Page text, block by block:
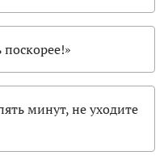
минут, не уходите